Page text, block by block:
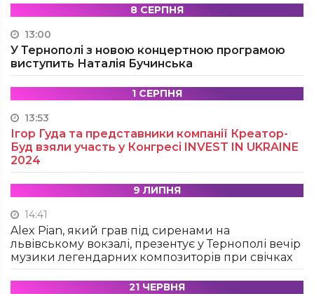
8 СЕРПНЯ
13:00
У Тернополі з новою концертною програмою
виступить Наталія Бучинська
1 СЕРПНЯ
13:53
Ігор Гуда та представники компанії Креатор-
Буд взяли участь у Конгресі INVEST IN UKRAINE
2024
9 ЛИПНЯ
14:41
Alex Pian, який грав під сиренами на
львівському вокзалі, презентує у Тернополі вечір
музики легендарних композиторів при свічках
21 ЧЕРВНЯ